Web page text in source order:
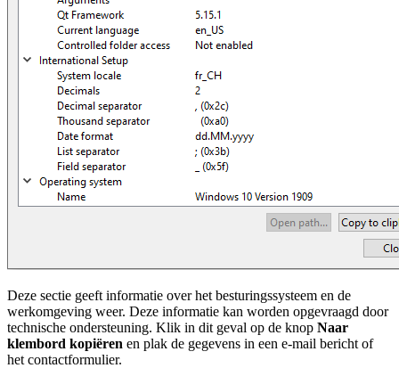
Deze sectie geeft informatie over het besturingssysteem en de
werkomgeving weer. Deze informatie kan worden opgevraagd door
technische ondersteuning. Klik in dit geval op de knop Naar
klembord kopiëren en plak de gegevens in een e-mail bericht of
het contactformulier.